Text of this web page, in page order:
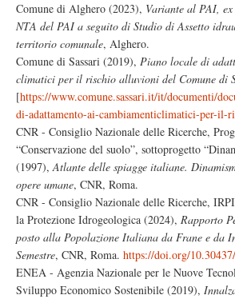
Comune di Alghero (2023), Variante al PAI,
NTA del PAI a seguito di Studio di Assetto
territorio comunale, Alghero.
Comune di Sassari (2019), Piano locale di
climatici per il rischio alluvioni del Comune di
[https://www.comune.sassari.it/it/documenti/
di-adattamento-ai-cambiamenticlimatici-per-il-
CNR - Consiglio Nazionale delle Ricerche,
“Conservazione del suolo”, sottoprogetto
(1997),Atlante delle spiagge italiane.
opere umane, CNR, Roma.
CNR - Consiglio Nazionale delle Ricerche,
la Protezione Idrogeologica (2024), Rapporto
posto alla Popolazione Italiana da Frane e da
Semestre, CNR, Roma. https://doi.org/
ENEA - Agenzia Nazionale per le Nuove
Sviluppo Economico Sostenibile (2019),